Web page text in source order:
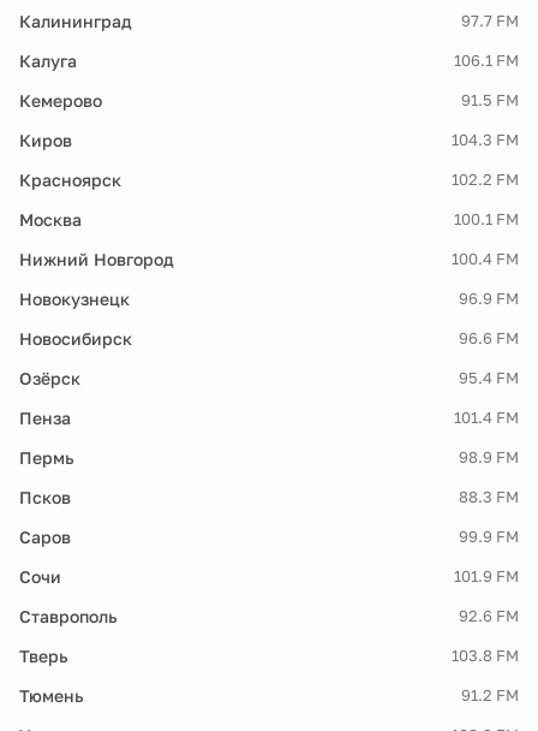
Калининград 97.7 FM
Калуга 106.1 FM
Кемерово 91.5 FM
Киров 104.3 FM
Красноярск 102.2 FM
Москва 100.1 FM
Нижний Новгород 100.4 FM
Новокузнецк 96.9 FM
Новосибирск 96.6 FM
Озёрск 95.4 FM
Пенза 101.4 FM
Пермь 98.9 FM
Псков 88.3 FM
Саров 99.9 FM
Сочи 101.9 FM
Ставрополь 92.6 FM
Тверь 103.8 FM
Тюмень 91.2 FM